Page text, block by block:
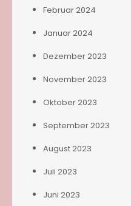
Februar 2024
Januar 2024
Dezember 2023
November 2023
Oktober 2023
September 2023
August 2023
Juli 2023
Juni 2023